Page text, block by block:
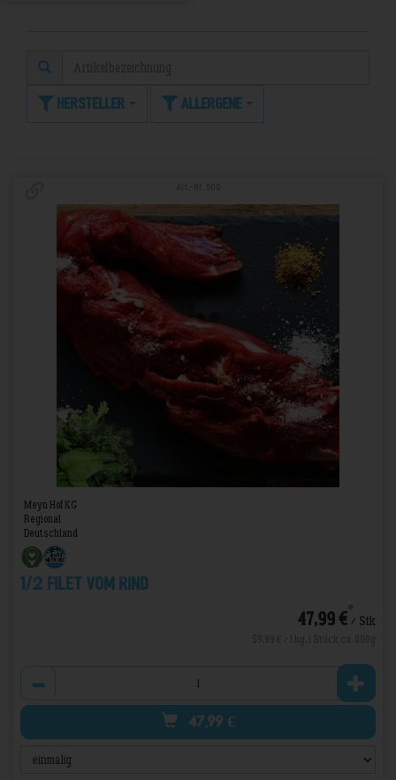
Hersteller Allergene
Meyn Hof KG
Regional
Deutschland
1/2 Filet vom Rind
47,99 €*/ Stk
47,99 €